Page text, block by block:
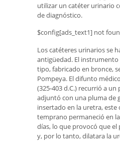
utilizar un catéter urinario
de diagnóstico.
$config[ads_text1] not
Los catéteres urinarios se
antigüedad. El
tipo, fabricado en bronce,
Pompeya. El difunto
(325-403 d.C.) recurrió a
adjuntó con una pluma de
insertado en la uretra,
temprano permaneció en
días, lo que provocó que
y, por lo tanto, dilatara la